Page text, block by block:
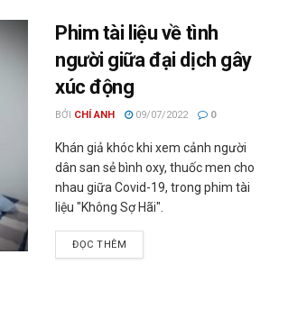
Phim tài liệu về tình
người giữa đại dịch gây
xúc động
BỞI CHÍ ANH 09/07/2022 0
Khán giả khóc khi xem cảnh người
dân san sẻ bình oxy, thuốc men cho
nhau giữa Covid-19, trong phim tài
liệu "Không Sợ Hãi".
ĐỌC THÊM